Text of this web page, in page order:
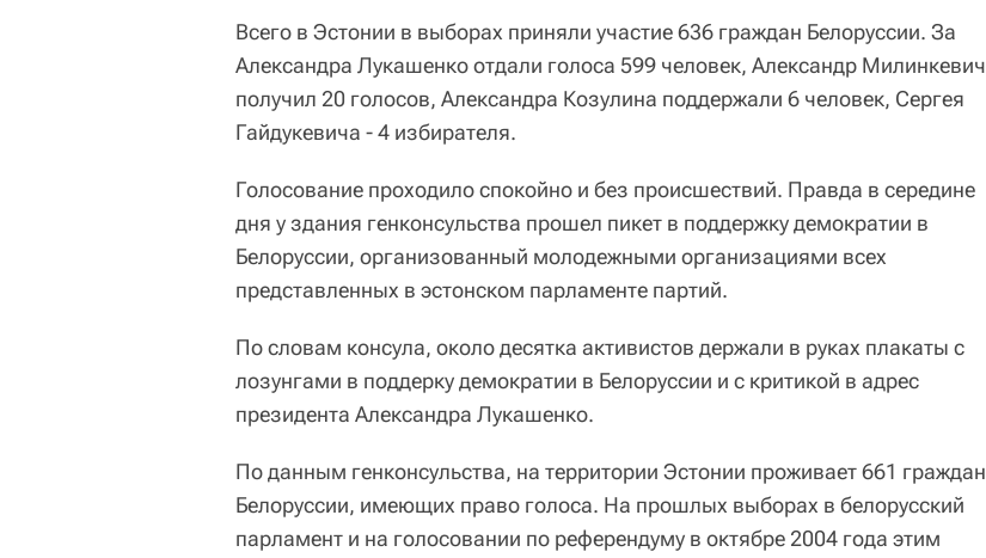
Всего в Эстонии в выборах приняли участие 636 граждан Белоруссии. За
Александра Лукашенко отдали голоса 599 человек, Александр Милинкевич
получил 20 голосов, Александра Козулина поддержали 6 человек, Сергея
Гайдукевича - 4 избирателя.
Голосование проходило спокойно и без происшествий. Правда в середине
дня у здания генконсульства прошел пикет в поддержку демократии в
Белоруссии, организованный молодежными организациями всех
представленных в эстонском парламенте партий.
По словам консула, около десятка активистов держали в руках плакаты с
лозунгами в поддерку демократии в Белоруссии и с критикой в адрес
президента Александра Лукашенко.
По данным генконсульства, на территории Эстонии проживает 661 граждан
Белоруссии, имеющих право голоса. На прошлых выборах в белорусский
парламент и на голосовании по референдуму в октябре 2004 года этим